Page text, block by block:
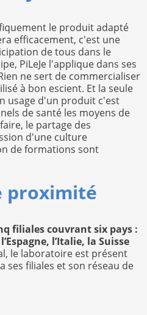
le produit adapté
efficacement, c'est une
de tous dans le
PiLeJe l'applique dans ses
ne sert de commercialiser
à bon escient. Et la seule
usage d'un produit c'est
de santé les moyens de
le partage des
d'une culture
de formations sont
proximité
filiales couvrant six pays :
l’Italie, la Suisse
le laboratoire est présent
ses filiales et son réseau de